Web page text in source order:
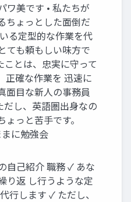
ワ美です • 私たちが
ちょっとした面倒だ
る定型的な作業を代
ても頼もしい味方で
ことは、忠実に守って
正確な作業を 迅速に
面目な新人の事務員
だし、英語圏出身なの
ょっと苦手です。
に勉強会
自己紹介 職務 ✓ あな
り返 し行うような定
行します ✓ ただし、